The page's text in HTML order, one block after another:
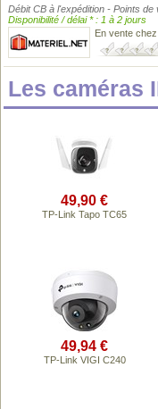
Débit CB à l'expédition - Points de
Disponibilité / délai * : 1 à 2 jours
En vente chez
Les caméras
49,90 €
TP-Link Tapo TC65
49,94 €
TP-Link VIGI C240